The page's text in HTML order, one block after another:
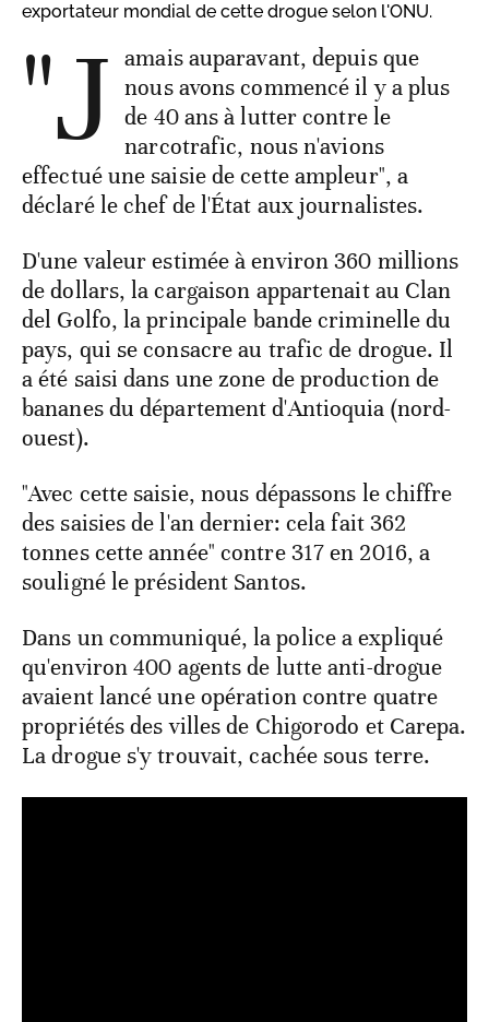
exportateur mondial de cette drogue selon l'ONU.
"J amais auparavant, depuis que
nous avons commencé il y a plus
de 40 ans à lutter contre le
narcotrafic, nous n'avions
effectué une saisie de cette ampleur", a
déclaré le chef de l'État aux journalistes.
D'une valeur estimée à environ 360 millions
de dollars, la cargaison appartenait au Clan
del Golfo, la principale bande criminelle du
pays, qui se consacre au trafic de drogue. Il
a été saisi dans une zone de production de
bananes du département d'Antioquia (nord-
ouest).
"Avec cette saisie, nous dépassons le chiffre
des saisies de l'an dernier: cela fait 362
tonnes cette année" contre 317 en 2016, a
souligné le président Santos.
Dans un communiqué, la police a expliqué
qu'environ 400 agents de lutte anti-drogue
avaient lancé une opération contre quatre
propriétés des villes de Chigorodo et Carepa.
La drogue s'y trouvait, cachée sous terre.